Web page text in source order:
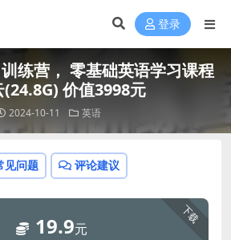
登录
练营， 零基础英语学习课程
价值3998元
2024-10-11 英语
见问题 评论建议
下载
19.9元